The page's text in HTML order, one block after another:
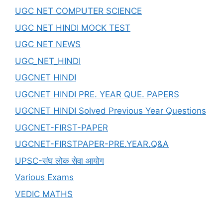
UGC NET COMPUTER SCIENCE
UGC NET HINDI MOCK TEST
UGC NET NEWS
UGC_NET_HINDI
UGCNET HINDI
UGCNET HINDI PRE. YEAR QUE. PAPERS
UGCNET HINDI Solved Previous Year Questions
UGCNET-FIRST-PAPER
UGCNET-FIRSTPAPER-PRE.YEAR.Q&A
UPSC-संघ लोक सेवा आयोग
Various Exams
VEDIC MATHS